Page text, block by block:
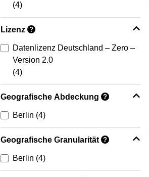
(4)
Lizenz ?
Datenlizenz Deutschland – Zero –
Version 2.0
(4)
Geografische Abdeckung ?
Berlin (4)
Geografische Granularität ?
Berlin (4)